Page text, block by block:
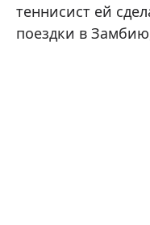
теннисист ей
поездки в